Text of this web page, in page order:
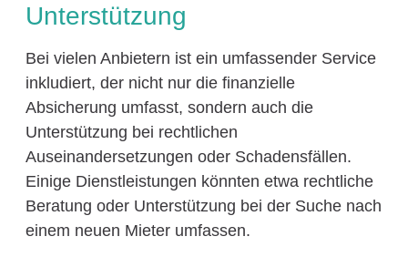
Unterstützung
Bei vielen Anbietern ist ein umfassender Service
inkludiert, der nicht nur die finanzielle
Absicherung umfasst, sondern auch die
Unterstützung bei rechtlichen
Auseinandersetzungen oder Schadensfällen.
Einige Dienstleistungen könnten etwa rechtliche
Beratung oder Unterstützung bei der Suche nach
einem neuen Mieter umfassen.